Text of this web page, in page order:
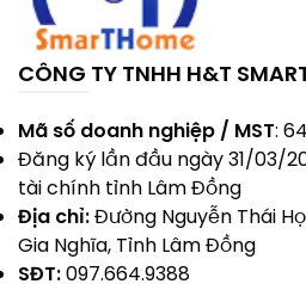
CÔNG TY TNHH H&T
Mã số doanh nghiệp / MST:
Đăng ký lần đầu ngày 31/03/
tài chính tỉnh Lâm Đồng
Địa chỉ:Đường Nguyễn Thái
Gia Nghĩa, Tỉnh Lâm Đồng
SĐT:097.664.9388